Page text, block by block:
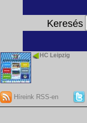
Keresés
HC Leipzig
Híreink RSS-en